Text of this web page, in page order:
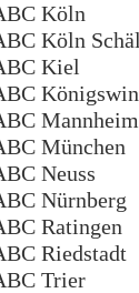
Köln
Köln
Kiel
Mannheim
München
Neuss
Nürnberg
Ratingen
Riedstadt
Trier